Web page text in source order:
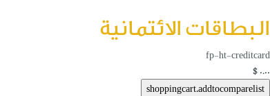
البطاقات الائتمانية
fp-ht-creditcard
$0.00